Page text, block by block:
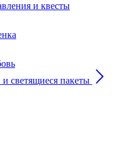
и квесты
светящиеся пакеты